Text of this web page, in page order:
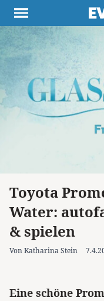
Themen
Destinationen
Buchtipps
Toyota
Water:
& spielen
Von Katharina Stein
Eine schöne